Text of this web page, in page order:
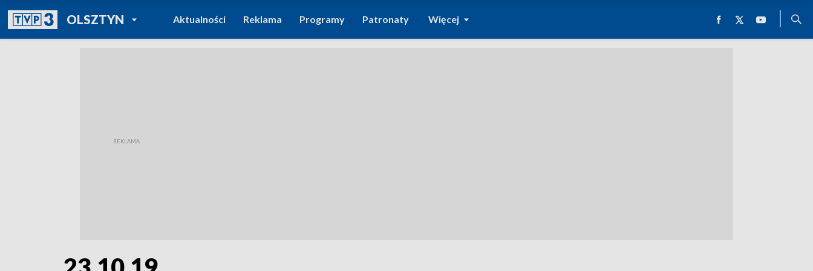
OLSZTYNPOWRÓT DO
TVP REGIONY
Aktualności Reklama Programy Patronaty Więcej